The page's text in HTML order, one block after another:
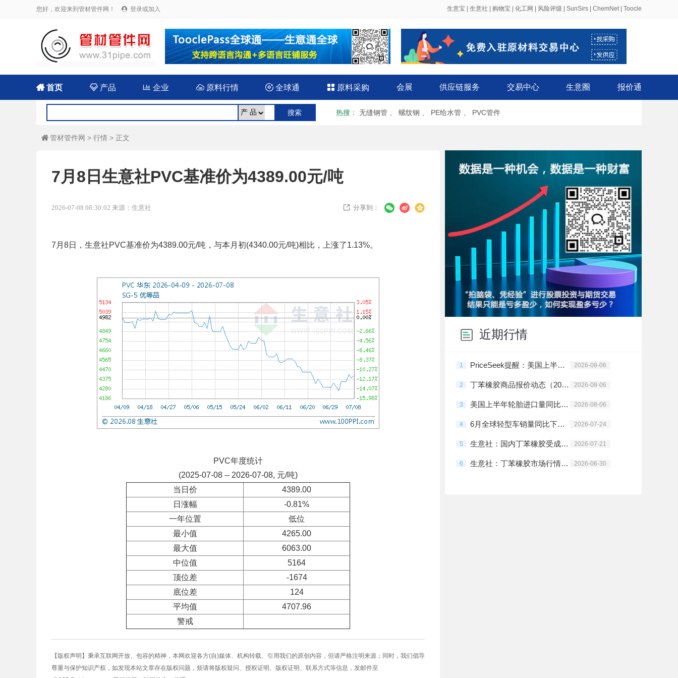
您好，欢迎来到管材管件网！  登录或加入 生意宝 生意社 购物宝 化工网 风险评级 SunSirs ChemNet| Toocle
首页 产品  企业 原料行情  全球通  原料采购 会展 供应链服务 交易中心 生意圈 报价通
热搜 ： 无缝钢管 螺纹钢 PE给水管 PVC管件
 管材管件网 > 行情 > 正文
7月8日生意社PVC基准价为4389.00元/吨
2026-07-08 08:30:02 来源：生意社  分享到：
7月8日，生意社PVC基准价为4389.00元/吨，与本月初(4340.00元/吨)相比，上涨了1.13%。
PVC年度统计
(2025-07-08 -- 2026-07-08, 元/吨)
当日价
4389.00
日涨幅
-0.81%
一年位置
低位
最小值
4265.00
最大值
6063.00
中位值
5164
顶位差
-1674
底位差
124
平均值
4707.96
警戒
【版权声明】秉承互联网开放、包容的精神，本网欢迎各方(自)媒体、机构转载、引用我们的原创内容，但请严格注明来源；同时，我们倡导
尊重与保护知识产权，如发现本站文章存在版权问题，烦请将版权疑问、授权证明、版权证明、联系方式等信息，发邮件至
近期行情
1 PriceSeek提醒：美国上半年轮胎进口下滑影响橡胶行情 2026-08-06
2 丁苯橡胶商品报价动态（2026-08-06） 2026-08-06
3 美国上半年轮胎进口量同比降2.5% 2026-08-06
4 6月全球轻型车销量同比下降1%至762万辆 2026-07-24
5 生意社：国内丁苯橡胶受成本驱动价格上涨 2026-07-21
6 生意社：丁苯橡胶市场行情震荡下行 2026-06-30